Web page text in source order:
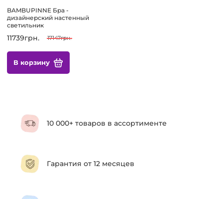
BAMBUPINNE Бра -
дизайнерский настенный
светильник
11739грн. 17147грн.
В корзину
10 000+ товаров в ассортименте
Гарантия от 12 месяцев